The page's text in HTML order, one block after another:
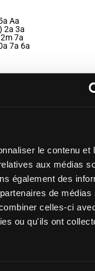
le contenu et
aux médias
également des
de médias
celles-ci
ou qu'ils ont
Aa
2a 3a
7a
7a 6a
7a 0a
9a 7a